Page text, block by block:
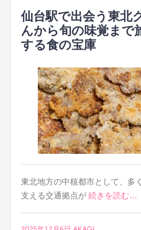
仙台駅で出会う東北
んから旬の味覚まで
する食の宝庫
東北地方の中核都市として、多
支える交通拠点が 続きを読む…